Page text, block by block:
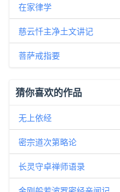
在家律学
慈云忏主净土文讲记
菩萨戒指要
猜你喜欢的作品
无上依经
密宗道次第略论
长灵守卓禅师语录